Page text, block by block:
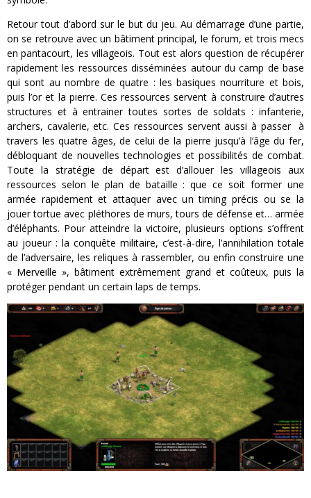
Retour tout d’abord sur le but du jeu. Au démarrage d’une partie,
on se retrouve avec un bâtiment principal, le forum, et trois mecs
en pantacourt, les villageois. Tout est alors question de récupérer
rapidement les ressources disséminées autour du camp de base
qui sont au nombre de quatre : les basiques nourriture et bois,
puis l’or et la pierre. Ces ressources servent à construire d’autres
structures et à entrainer toutes sortes de soldats : infanterie,
archers, cavalerie, etc. Ces ressources servent aussi à passer à
travers les quatre âges, de celui de la pierre jusqu’à l’âge du fer,
débloquant de nouvelles technologies et possibilités de combat.
Toute la stratégie de départ est d’allouer les villageois aux
ressources selon le plan de bataille : que ce soit former une
armée rapidement et attaquer avec un timing précis ou se la
jouer tortue avec pléthores de murs, tours de défense et… armée
d’éléphants. Pour atteindre la victoire, plusieurs options s’offrent
au joueur : la conquête militaire, c’est-à-dire, l’annihilation totale
de l’adversaire, les reliques à rassembler, ou enfin construire une
« Merveille », bâtiment extrêmement grand et coûteux, puis la
protéger pendant un certain laps de temps.